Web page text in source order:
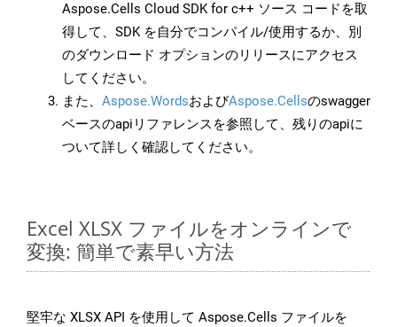
Aspose.Cells Cloud SDK for c++ ソース コードを取
得して、SDK を自分でコンパイル/使用するか、別
のダウンロード オプションのリリースにアクセス
してください。
また、 Aspose.WordsおよびAspose.Cellsのswagger
ベースのapiリファレンスを参照して、残りのapiに
ついて詳しく確認してください。
Excel XLSX ファイルをオンラインで
変換: 簡単で素早い方法
堅牢な XLSX API を使用して Aspose.Cells ファイルを